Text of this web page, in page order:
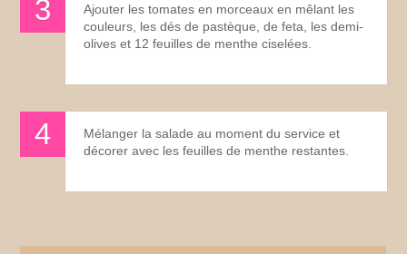
Ajouter les tomates en morceaux en mêlant les
couleurs, les dés de pastèque, de feta, les demi-
olives et 12 feuilles de menthe ciselées.
Mélanger la salade au moment du service et
décorer avec les feuilles de menthe restantes.